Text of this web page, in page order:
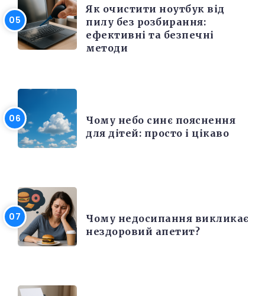
Як очистити ноутбук від
пилу без розбирання:
ефективні та безпечні
методи
Чому небо синє пояснення
для дітей: просто і цікаво
Чому недосипання викликає
нездоровий апетит?